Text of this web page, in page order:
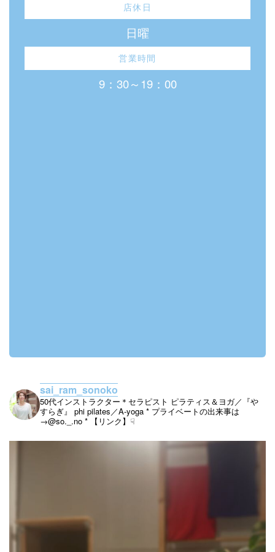
店休日
日曜
営業時間
9：30～19：00
sai_ram_sonoko
50代インストラクター＊セラピスト ピラティス＆ヨガ／『や
すらぎ』
phi pilates／A-yoga * プライベートの出来事は
→@so._.no * 【リンク】☟